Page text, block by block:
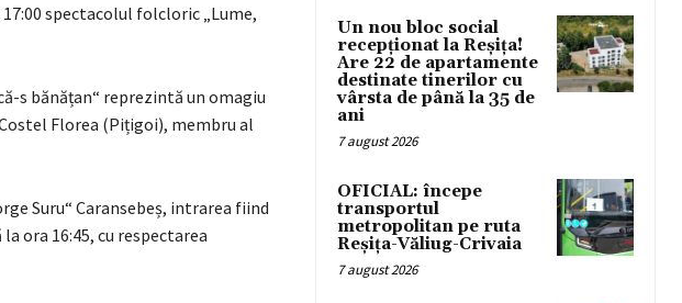
spectacolul folcloric „Lume,
s bănățan“ reprezintă un omagiu
Florea (Pițigoi), membru al
Suru“ Caransebeș, intrarea fiind
ora 16:45, cu respectarea
Un nou bloc social
recepționat la Reșița!
Are 22 de apartamente
destinate tinerilor cu
vârsta de până la 35 de
ani
7 august 2026
OFICIAL: începe
transportul
metropolitan pe ruta
Reșița-Văliug-Crivaia
7 august 2026